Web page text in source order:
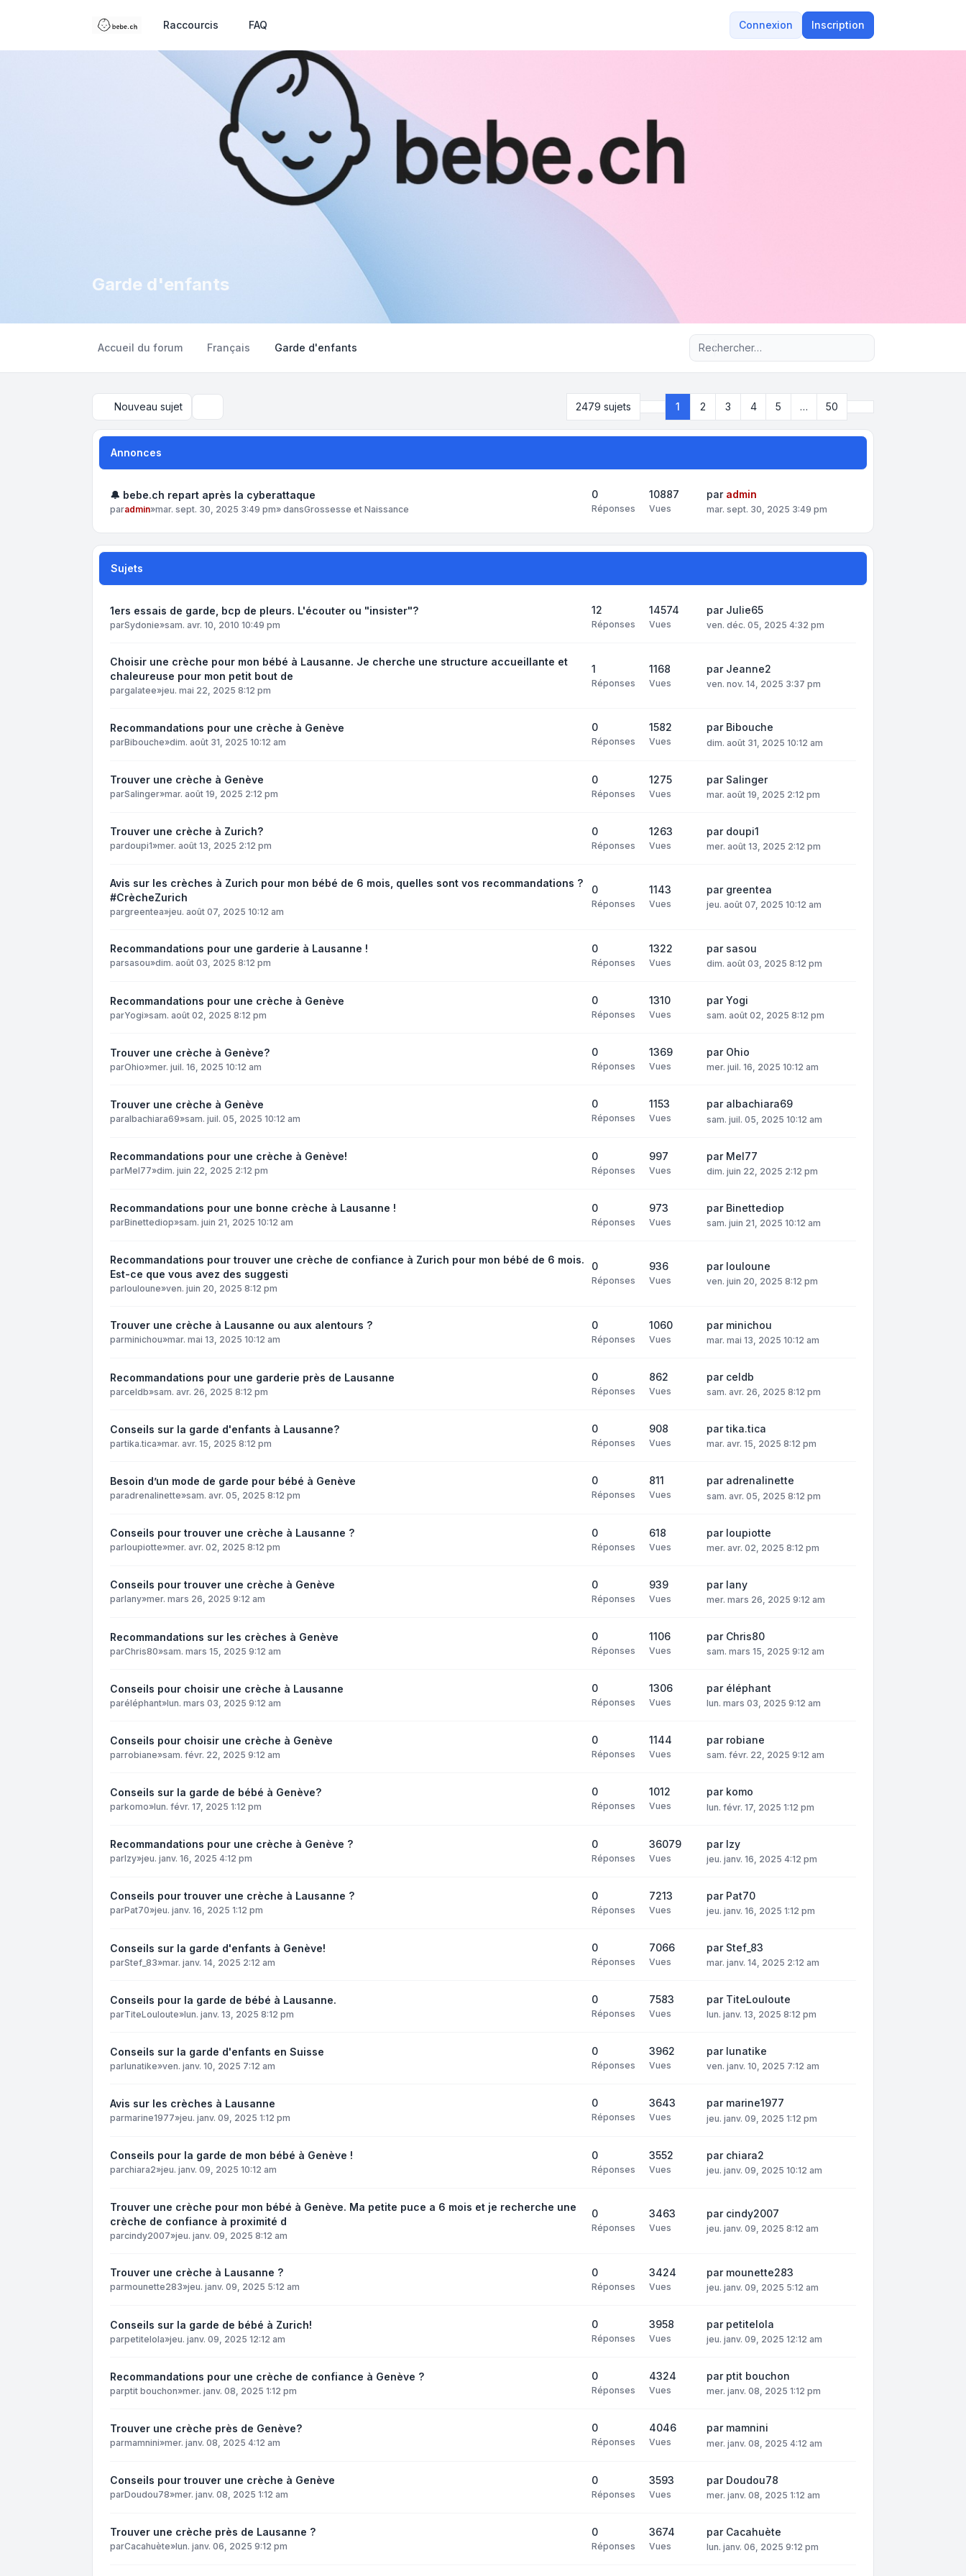
Raccourcis FAQ Connexion Inscription
Garde d'enfants
Accueil du forum Français Garde d'enfants Recherche avancée
Nouveau sujet 2479 sujets Page 1 sur50
1 2 3 4 5 … 50
Annonces
🔔 bebe.ch repart après la cyberattaque
paradmin»mar. sept. 30, 2025 3:49 pm» dansGrossesse et Naissance
0
Réponses
10887
Vues
par admin
mar. sept. 30, 2025 3:49 pm
Sujets
1ers essais de garde, bcp de pleurs. L'écouter ou "insister"?
parSydonie»sam. avr. 10, 2010 10:49 pm
12
Réponses
14574
Vues
par Julie65
ven. déc. 05, 2025 4:32 pm
Choisir une crèche pour mon bébé à Lausanne. Je cherche une structure accueillante et
chaleureuse pour mon petit bout de
pargalatee»jeu. mai 22, 2025 8:12 pm
1
Réponses
1168
Vues
par Jeanne2
ven. nov. 14, 2025 3:37 pm
Recommandations pour une crèche à Genève
parBibouche»dim. août 31, 2025 10:12 am
0
Réponses
1582
Vues
par Bibouche
dim. août 31, 2025 10:12 am
Trouver une crèche à Genève
parSalinger»mar. août 19, 2025 2:12 pm
0
Réponses
1275
Vues
par Salinger
mar. août 19, 2025 2:12 pm
Trouver une crèche à Zurich?
pardoupi1»mer. août 13, 2025 2:12 pm
0
Réponses
1263
Vues
par doupi1
mer. août 13, 2025 2:12 pm
Avis sur les crèches à Zurich pour mon bébé de 6 mois, quelles sont vos recommandations ?
#CrècheZurich
pargreentea»jeu. août 07, 2025 10:12 am
0
Réponses
1143
Vues
par greentea
jeu. août 07, 2025 10:12 am
Recommandations pour une garderie à Lausanne !
parsasou»dim. août 03, 2025 8:12 pm
0
Réponses
1322
Vues
par sasou
dim. août 03, 2025 8:12 pm
Recommandations pour une crèche à Genève
parYogi»sam. août 02, 2025 8:12 pm
0
Réponses
1310
Vues
parYogi
sam. août 02, 2025 8:12 pm
Trouver une crèche à Genève?
parOhio»mer. juil. 16, 2025 10:12 am
0
Réponses
1369
Vues
par Ohio
mer. juil. 16, 2025 10:12 am
Trouver une crèche à Genève
paralbachiara69»sam. juil. 05, 2025 10:12 am
0
Réponses
1153
Vues
par albachiara69
sam. juil. 05, 2025 10:12 am
Recommandations pour une crèche à Genève!
parMel77»dim. juin 22, 2025 2:12 pm
0
Réponses
997
Vues
par Mel77
dim. juin 22, 2025 2:12 pm
Recommandations pour une bonne crèche à Lausanne !
parBinettediop»sam. juin 21, 2025 10:12 am
0
Réponses
973
Vues
par Binettediop
sam. juin 21, 2025 10:12 am
Recommandations pour trouver une crèche de confiance à Zurich pour mon bébé de 6 mois.
Est-ce que vous avez des suggesti
parlouloune»ven. juin 20, 2025 8:12 pm
0
Réponses
936
Vues
par louloune
ven. juin 20, 2025 8:12 pm
Trouver une crèche à Lausanne ou aux alentours ?
parminichou»mar. mai 13, 2025 10:12 am
0
Réponses
1060
Vues
par minichou
mar. mai 13, 2025 10:12 am
Recommandations pour une garderie près de Lausanne
parceldb»sam. avr. 26, 2025 8:12 pm
0
Réponses
862
Vues
par celdb
sam. avr. 26, 2025 8:12 pm
Conseils sur la garde d'enfants à Lausanne?
partika.tica»mar. avr. 15, 2025 8:12 pm
0
Réponses
908
Vues
partika.tica
mar. avr. 15, 2025 8:12 pm
Besoin d’un mode de garde pour bébé à Genève
paradrenalinette»sam. avr. 05, 2025 8:12 pm
0
Réponses
811
Vues
par adrenalinette
sam. avr. 05, 2025 8:12 pm
Conseils pour trouver une crèche à Lausanne ?
parloupiotte»mer. avr. 02, 2025 8:12 pm
0
Réponses
618
Vues
par loupiotte
mer. avr. 02, 2025 8:12 pm
Conseils pour trouver une crèche à Genève
parlany»mer. mars 26, 2025 9:12 am
0
Réponses
939
Vues
par lany
mer. mars 26, 2025 9:12 am
Recommandations sur les crèches à Genève
parChris80»sam. mars 15, 2025 9:12 am
0
Réponses
1106
Vues
par Chris80
sam. mars 15, 2025 9:12 am
Conseils pour choisir une crèche à Lausanne
paréléphant»lun. mars 03, 2025 9:12 am
0
Réponses
1306
Vues
par éléphant
lun. mars 03, 2025 9:12 am
Conseils pour choisir une crèche à Genève
parrobiane»sam. févr. 22, 2025 9:12 am
0
Réponses
1144
Vues
par robiane
sam. févr. 22, 2025 9:12 am
Conseils sur la garde de bébé à Genève?
parkomo»lun. févr. 17, 2025 1:12 pm
0
Réponses
1012
Vues
par komo
lun. févr. 17, 2025 1:12 pm
Recommandations pour une crèche à Genève ?
parIzy»jeu. janv. 16, 2025 4:12 pm
0
Réponses
36079
Vues
par Izy
jeu. janv. 16, 2025 4:12 pm
Conseils pour trouver une crèche à Lausanne ?
parPat70»jeu. janv. 16, 2025 1:12 pm
0
Réponses
7213
Vues
par Pat70
jeu. janv. 16, 2025 1:12 pm
Conseils sur la garde d'enfants à Genève!
parStef_83»mar. janv. 14, 2025 2:12 am
0
Réponses
7066
Vues
par Stef_83
mar. janv. 14, 2025 2:12 am
Conseils pour la garde de bébé à Lausanne.
parTiteLouloute»lun. janv. 13, 2025 8:12 pm
0
Réponses
7583
Vues
par TiteLouloute
lun. janv. 13, 2025 8:12 pm
Conseils sur la garde d'enfants en Suisse
parlunatike»ven. janv. 10, 2025 7:12 am
0
Réponses
3962
Vues
par lunatike
ven. janv. 10, 2025 7:12 am
Avis sur les crèches à Lausanne
parmarine1977»jeu. janv. 09, 2025 1:12 pm
0
Réponses
3643
Vues
par marine1977
jeu. janv. 09, 2025 1:12 pm
Conseils pour la garde de mon bébé à Genève !
parchiara2»jeu. janv. 09, 2025 10:12 am
0
Réponses
3552
Vues
par chiara2
jeu. janv. 09, 2025 10:12 am
Trouver une crèche pour mon bébé à Genève. Ma petite puce a 6 mois et je recherche une
crèche de confiance à proximité d
parcindy2007»jeu. janv. 09, 2025 8:12 am
0
Réponses
3463
Vues
par cindy2007
jeu. janv. 09, 2025 8:12 am
Trouver une crèche à Lausanne ?
parmounette283»jeu. janv. 09, 2025 5:12 am
0
Réponses
3424
Vues
par mounette283
jeu. janv. 09, 2025 5:12 am
Conseils sur la garde de bébé à Zurich!
parpetitelola»jeu. janv. 09, 2025 12:12 am
0
Réponses
3958
Vues
par petitelola
jeu. janv. 09, 2025 12:12 am
Recommandations pour une crèche de confiance à Genève ?
parptit bouchon»mer. janv. 08, 2025 1:12 pm
0
Réponses
4324
Vues
par ptit bouchon
mer. janv. 08, 2025 1:12 pm
Trouver une crèche près de Genève?
parmamnini»mer. janv. 08, 2025 4:12 am
0
Réponses
4046
Vues
par mamnini
mer. janv. 08, 2025 4:12 am
Conseils pour trouver une crèche à Genève
parDoudou78»mer. janv. 08, 2025 1:12 am
0
Réponses
3593
Vues
par Doudou78
mer. janv. 08, 2025 1:12 am
Trouver une crèche près de Lausanne ?
parCacahuète»lun. janv. 06, 2025 9:12 pm
0
Réponses
3674
Vues
par Cacahuète
lun. janv. 06, 2025 9:12 pm